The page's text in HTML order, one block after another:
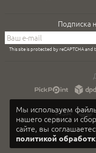
Мы используем
нашего сервиса и
сайте, вы
политикой
Подписка
This site is protected by reCAPTCHA and